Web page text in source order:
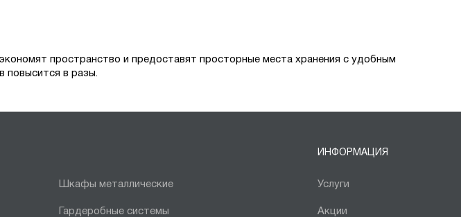
пространство и предоставят просторные места хранения с удобным
повысится в разы.
Шкафы металлические
Гардеробные системы
ИНФОРМАЦИЯ
Услуги
Акции